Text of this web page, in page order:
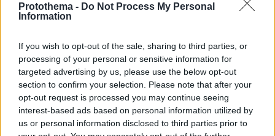
Protothema - Do Not Process My Personal
Information
If you wish to opt-out of the sale, sharing to third parties, or
processing of your personal or sensitive information for
targeted advertising by us, please use the below opt-out
section to confirm your selection. Please note that after your
opt-out request is processed you may continue seeing
interest-based ads based on personal information utilized by
us or personal information disclosed to third parties prior to
Από μαθητής, φοιτητής σε άλλη πόλη!
Επαγγελματική Εκπαίδευση & Εξειδίκευση: Το Mοντέλο που
σε Bάζει στην Aγορά Eργασίας
26.07.2026, 09:54
ΣΧΟΛΙΑ(2)
ΠΡΟΣΘΗΚΗ ΣΧΟΛΙΟΥ